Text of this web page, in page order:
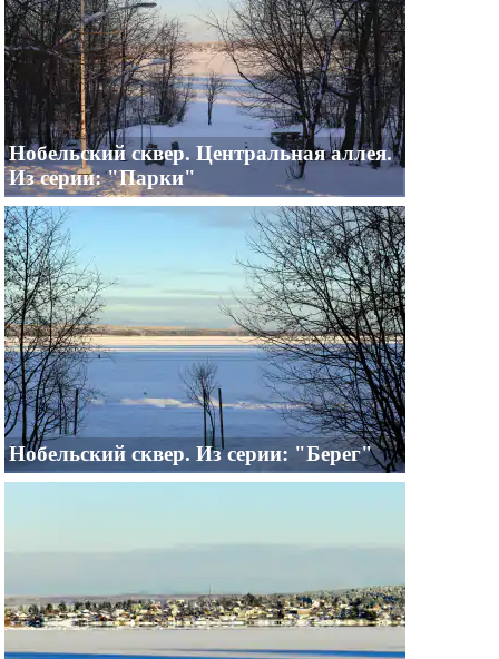
Нобельский сквер. Центральная аллея.
Из серии: "Парки"
Нобельский сквер. Из серии: "Берег"